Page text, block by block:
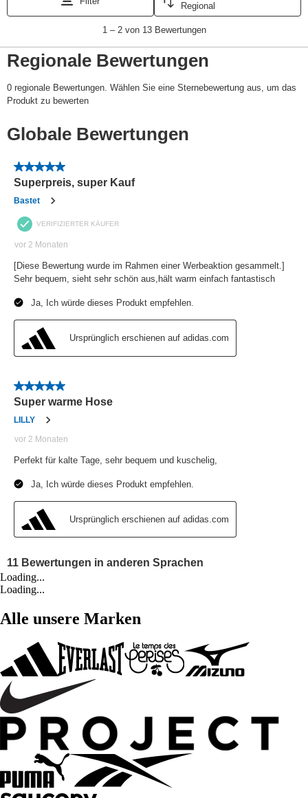
Loading...
Loading...
Alle unsere Marken